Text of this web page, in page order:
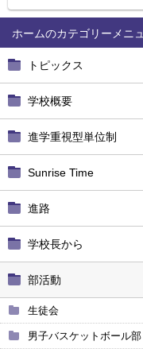
ホーム
トピックス
学校概要
進学重視型単位制
Sunrise Time
進路
学校長から
部活動
生徒会
男子バスケットボール部